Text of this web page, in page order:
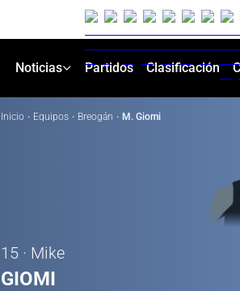
Noticias Partidos Clasificación
Inicio · Equipos · Breogán · M. Giomi
15 · Mike
GIOMI